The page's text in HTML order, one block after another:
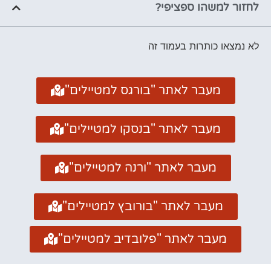
לחזור למשהו ספציפי?
לא נמצאו כותרות בעמוד זה
מעבר לאתר "בורגס למטיילים"
מעבר לאתר "בנסקו למטיילים"
מעבר לאתר "ורנה למטיילים"
מעבר לאתר "בורובץ למטיילים"
מעבר לאתר "פלובדיב למטיילים"